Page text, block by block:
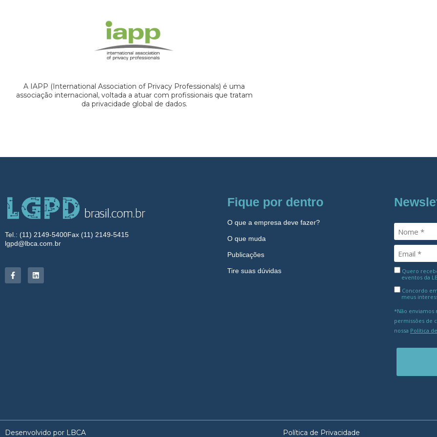
A IAPP (International Association of Privacy Professionals) é uma
associação internacional, voltada a atuar com profissionais que tratam
da privacidade global de dados.
Tel.: (11) 2149-5400Fax (11) 2149-5415
lgpd@lbca.com.br
Fique por dentro
O que a empresa deve fazer?
O que muda
Publicações
Tire suas dúvidas
Quero
eventos da
Concordo
meus
*Não enviamos
permissões de
nossa Política
Desenvolvido por LBCA Política de Privacidade